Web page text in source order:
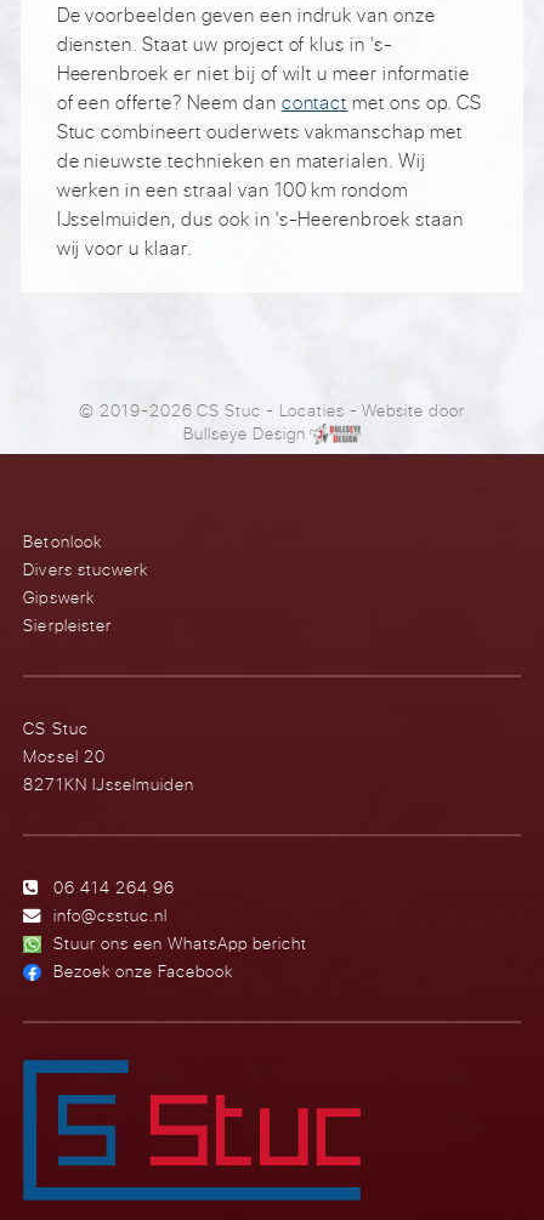
De voorbeelden geven een indruk van onze
diensten. Staat uw project of klus in 's-
Heerenbroek er niet bij of wilt u meer informatie
of een offerte? Neem dan contact met ons op. CS
Stuc combineert ouderwets vakmanschap met
de nieuwste technieken en materialen. Wij
werken in een straal van 100 km rondom
IJsselmuiden, dus ook in 's-Heerenbroek staan
wij voor u klaar.
© 2019-2026 CS Stuc- Locaties - Website door
Bullseye Design
Betonlook
Divers stucwerk
Gipswerk
Sierpleister
CS Stuc
Mossel 20
8271KN IJsselmuiden
06 414 264 96
info@csstuc.nl
Stuur ons een WhatsApp bericht
Bezoek onze Facebook